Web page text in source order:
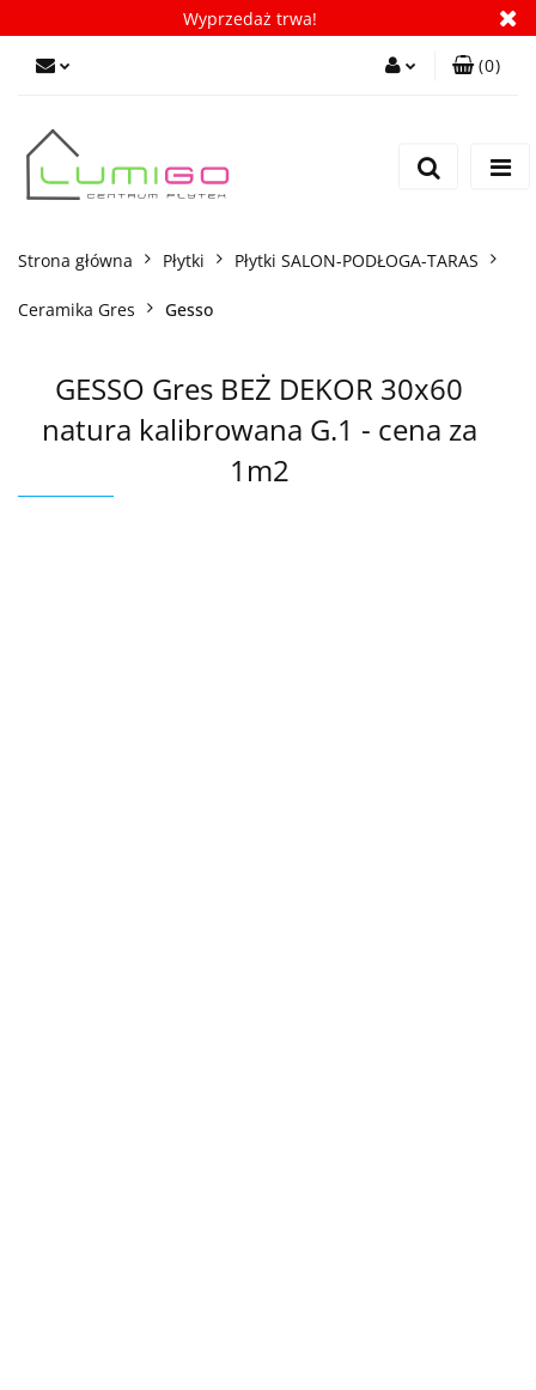
Wyprzedaż trwa!
(0)
Strona główna Płytki Płytki SALON-PODŁOGA-TARAS
Ceramika Gres Gesso
GESSO Gres BEŻ DEKOR 30x60
natura kalibrowana G.1 - cena za
1m2